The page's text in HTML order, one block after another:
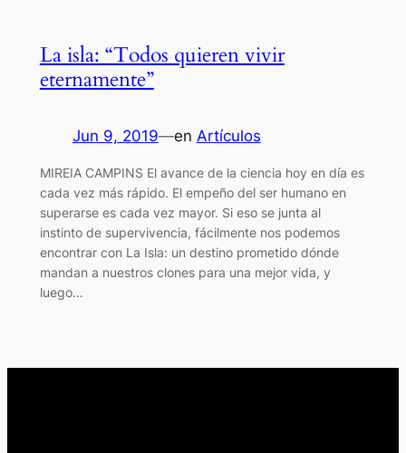
La isla: “Todos quieren vivir
eternamente”
Jun 9, 2019—en Artículos
MIREIA CAMPINS El avance de la ciencia hoy en día es
cada vez más rápido. El empeño del ser humano en
superarse es cada vez mayor. Si eso se junta al
instinto de supervivencia, fácilmente nos podemos
encontrar con La Isla: un destino prometido dónde
mandan a nuestros clones para una mejor vida, y
luego…